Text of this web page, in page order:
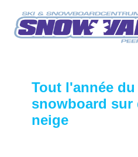
Tout l'année
snowboard sur
neige